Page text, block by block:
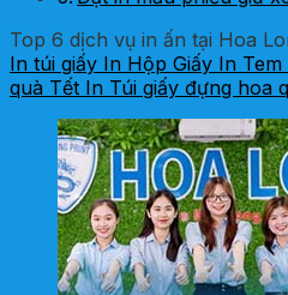
Top 6 dịch vụ in ấn tại Hoa
In túi giấy In Hộp Giấy In
quà Tết In Túi giấy đựng hoa